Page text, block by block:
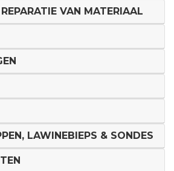
VAN MATERIAAL
LAWINEBIEPS & SONDES